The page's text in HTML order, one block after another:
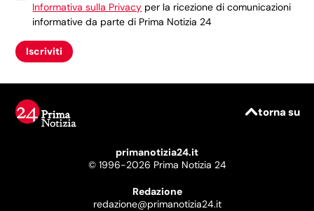
Informativa sulla Privacy per la ricezione di comunicazioni
informative da parte di Prima Notizia 24
Iscriviti
primanotizia24.it
© 1996-2026 Prima Notizia 24
Redazione
redazione@primanotizia24.it
torna su